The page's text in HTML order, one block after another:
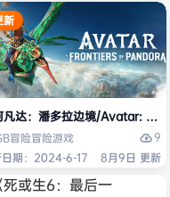
Edition）免安装
新
凡达：潘多拉边境/Avatar:
冒险冒险游戏
9
日期：2024-6-17
8月9日 更新